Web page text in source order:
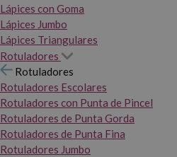
Lápices con Goma
Lápices Jumbo
Lápices Triangulares
Rotuladores
Rotuladores
Rotuladores Escolares
Rotuladores con Punta de Pincel
Rotuladores de Punta Gorda
Rotuladores de Punta Fina
Rotuladores Jumbo